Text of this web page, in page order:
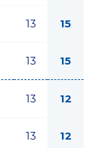
13 15
13 15
13 12
13 12